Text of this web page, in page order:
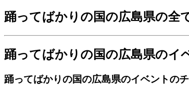
踊ってばかりの国の広島県の全
踊ってばかりの国の広島県のイ
踊ってばかりの国の広島県のイベントの